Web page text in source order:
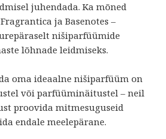
juhendada. Ka mõned
ja Basenotes –
nišiparfüümide
lõhnade leidmiseks.
oma ideaalne nišiparfüüm on
või parfüüminäitustel – neil
proovida mitmesuguseid
endale meelepärane.